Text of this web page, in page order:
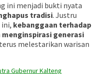
ini menjadi bukti nyata
tradisi. Justru
kebanggaan terhadap
menginspirasi generasi
melestarikan warisan
Gubernur Kalteng